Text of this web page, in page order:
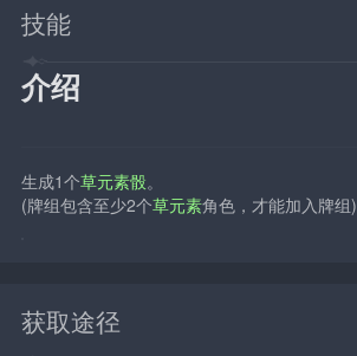
技能
介绍
生成1个草元素骰。
(牌组包含至少2个草元素角色，才能加入牌组)
获取途径